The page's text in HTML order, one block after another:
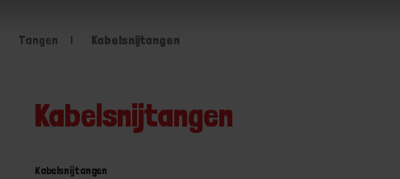
Tangen Kabelsnijtangen
Kabelsnijtangen
Kabelsnijtangen